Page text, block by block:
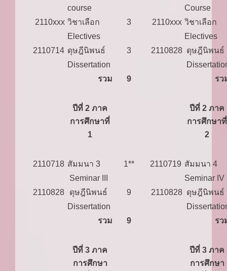
course
Course
2110xxx วิชาเลือก 3 2110xxx วิชาเลือก
Electives
Electives
2110714 ดุษฎีนิพนธ์ 3 2110828 ดุษฎีนิพนธ์
Dissertation
รวม
9 รว
ปีที่ 2 ภาค
การศึกษาที่
1
ปีที่ 2 ภาค
การศึกษาที่
2
2110718 สัมมนา 3 1** 2110719 สัมมนา 4
Seminar III
Seminar IV
2110828
ดุษฎีนิพนธ์ 9 2110828 ดุษฎีนิพนธ์
Dissertation
รวม
9 รว
ปีที่ 3 ภาค
การศึกษา
ปีที่ 3 ภาค
การศึกษา